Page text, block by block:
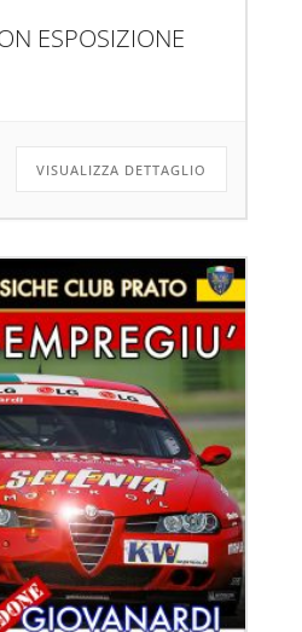
ESPOSIZIONE
VISUALIZZA DETTAGLIO